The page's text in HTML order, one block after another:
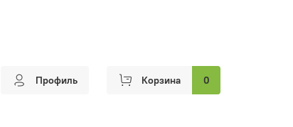
Профиль Корзина 0